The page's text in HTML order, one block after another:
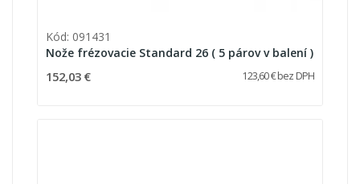
Kód: 091431
Nože frézovacie Standard 26 ( 5 párov v balení )
152,03 € 123,60 € bez DPH